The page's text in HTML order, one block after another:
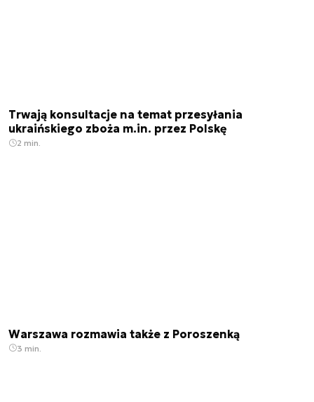
Trwają konsultacje na temat przesyłania
ukraińskiego zboża m.in. przez Polskę
2 min.
Warszawa rozmawia także z Poroszenką
3 min.